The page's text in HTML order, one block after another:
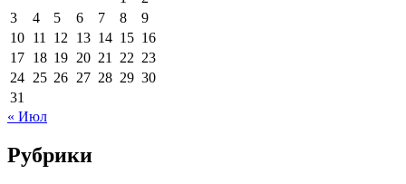
3
4 5 6 7 8
9
10 11 12 13 14 15 16
17 18 19 20 21 22 23
24 25 26 27 28 29 30
31
« Июл
Рубрики